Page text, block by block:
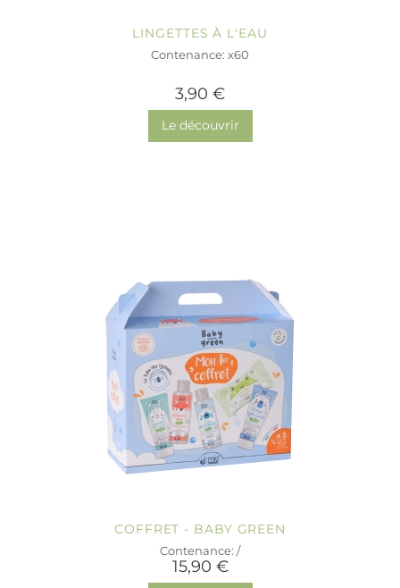
LINGETTES À L'EAU
Contenance: x60
3,90 €
Le découvrir
COFFRET - BABY GREEN
Contenance: /
15,90 €